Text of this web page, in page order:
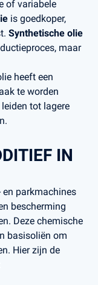
of variabele
is goedkoper,
Synthetische olie
maar
heeft een
te worden
tot lagere
IN
parkmachines
bescherming
Deze chemische
basisoliën om
Hier zijn de